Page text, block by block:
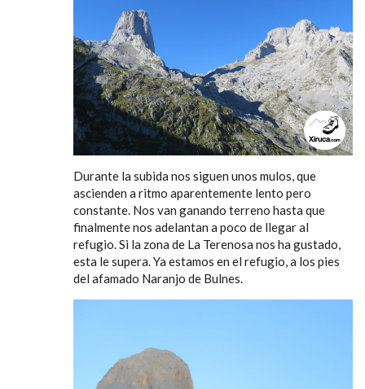
Durante la subida nos siguen unos mulos, que
ascienden a ritmo aparentemente lento pero
constante. Nos van ganando terreno hasta que
finalmente nos adelantan a poco de llegar al
refugio. Si la zona de La Terenosa nos ha gustado,
esta le supera. Ya estamos en el refugio, a los pies
del afamado Naranjo de Bulnes.